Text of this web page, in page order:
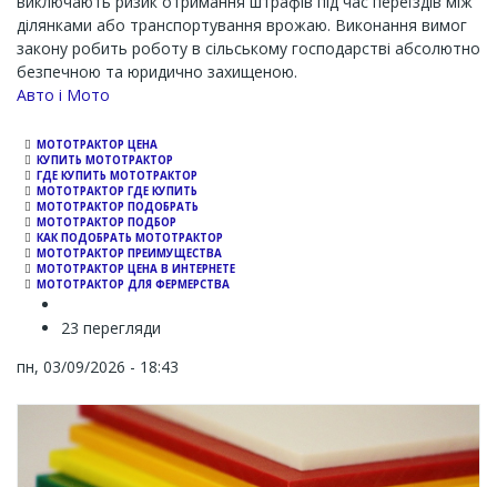
ділянками або транспортування врожаю. Виконання вимог
закону робить роботу в сільському господарстві абсолютно
безпечною та юридично захищеною.
Channel
Авто і Мото
МОТОТРАКТОР ЦЕНА
КУПИТЬ МОТОТРАКТОР
ГДЕ КУПИТЬ МОТОТРАКТОР
МОТОТРАКТОР ГДЕ КУПИТЬ
МОТОТРАКТОР ПОДОБРАТЬ
МОТОТРАКТОР ПОДБОР
КАК ПОДОБРАТЬ МОТОТРАКТОР
МОТОТРАКТОР ПРЕИМУЩЕСТВА
МОТОТРАКТОР ЦЕНА В ИНТЕРНЕТЕ
МОТОТРАКТОР ДЛЯ ФЕРМЕРСТВА
23 перегляди
пн, 03/09/2026 - 18:43